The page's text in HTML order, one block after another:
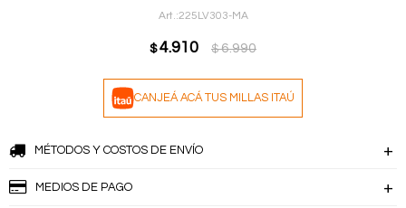
225LV303-MA
$ 4.910 $ 6.990
CANJEÁ ACÁ TUS MILLAS ITAÚ
MÉTODOS Y COSTOS DE ENVÍO
MEDIOS DE PAGO